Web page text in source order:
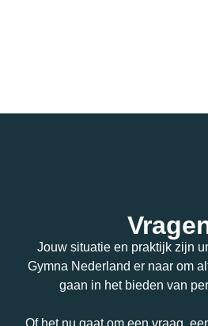
Jouw situatie en praktijk zijn
Gymna Nederland er naar om
gaan in het bieden van
Of het nu gaat om een vraag,